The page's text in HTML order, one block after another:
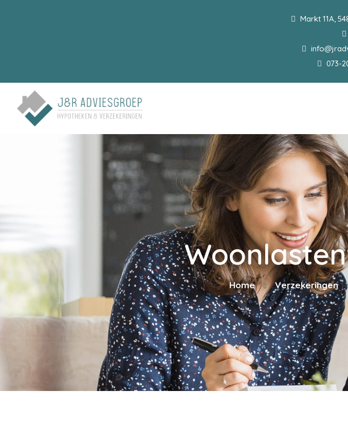
Markt 11A,
073-
Home Verzekeringen